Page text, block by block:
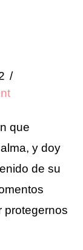
que
y doy
de su
protegernos